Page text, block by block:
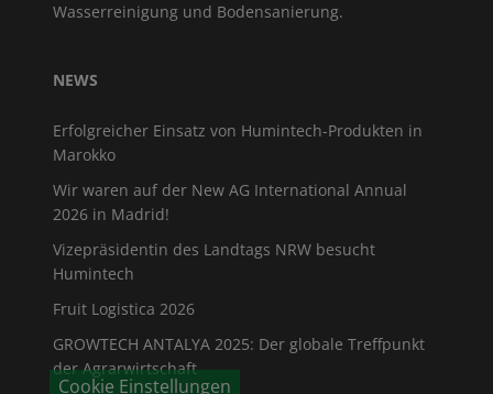
Wasserreinigung und Bodensanierung.
NEWS
Erfolgreicher Einsatz von Humintech-Produkten in
Marokko
Wir waren auf der New AG International Annual
2026 in Madrid!
Vizepräsidentin des Landtags NRW besucht
Humintech
Fruit Logistica 2026
GROWTECH ANTALYA 2025: Der globale Treffpunkt
der Agrarwirtschaft
Cookie Einstellungen